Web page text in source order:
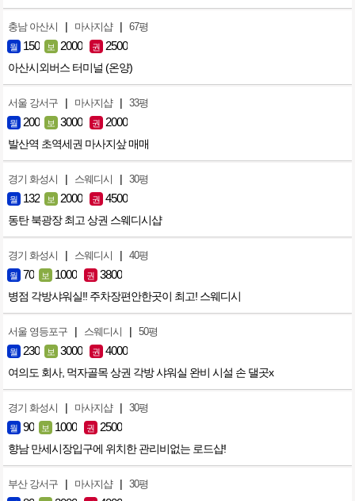
충남 아산시 | 마사지샵 | 67평
월 150 보 2000 권 2500
아산시외버스 터미널 (온양)
서울 강서구 | 마사지샵 | 33평
월 200 보 3000 권 2000
발산역 초역세권 마사지샆 매매
경기 화성시 | 스웨디시 | 30평
월 132 보 2000 권 4500
동탄 북광장 최고 상권 스웨디시샵
경기 화성시 | 스웨디시 | 40평
월 70 보 1000 권 3800
병점 각방샤워실!! 주차장편안한곳이 최고! 스웨디시
서울 영등포구 | 스웨디시 | 50평
월 230 보 3000 권 4000
여의도 회사, 먹자골목 상권 각방 샤워실 완비 시설 손 댈곳x
경기 화성시 | 마사지샵 | 30평
월 90 보 1000 권 2500
향남 만세시장입구에 위치한 관리비없는 로드샵!
부산 강서구 | 마사지샵 | 30평